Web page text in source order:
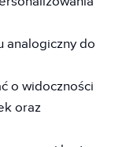
analogiczny do
o widoczności
oraz